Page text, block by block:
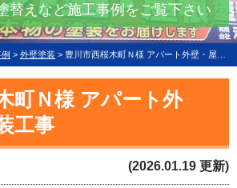
替えなど施工事例をご覧下さい
> 外壁塗装 > 豊川市西桜木町Ｎ様 アパート外壁・屋根塗装工事
町Ｎ様 アパート外
工事
(2026.01.19 更新)